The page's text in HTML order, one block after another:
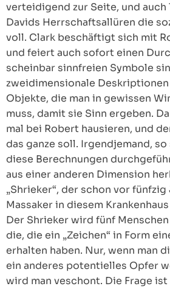
verteidigend zur Seite, und auch
Davids Herrschaftsallüren die
voll. Clark beschäftigt sich mit
und feiert auch sofort einen
scheinbar sinnfreien Symbole
zweidimensionale
Objekte, die man in gewissen
muss, damit sie Sinn ergeben.
mal bei Robert hausieren, und
das ganze soll. Irgendjemand,
diese Berechnungen
aus einer anderen Dimension
„Shrieker“, der schon vor fünfzig
Massaker in diesem
Der Shrieker wird fünf
die, die ein „Zeichen“ in Form
erhalten haben. Nur, wenn man
ein anderes potentielles Opfer
wird man veschont. Die Frage ist